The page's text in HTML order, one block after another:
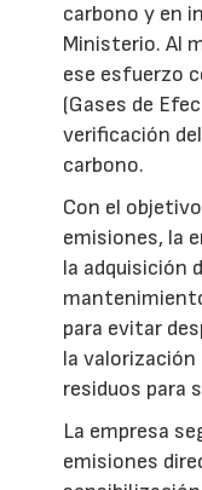
carbono y en
Ministerio. Al
ese esfuerzo
(Gases de
verificación
carbono.
Con el
emisiones, la
la adquisición
para evitar
la valorización
residuos para
La empresa
emisiones